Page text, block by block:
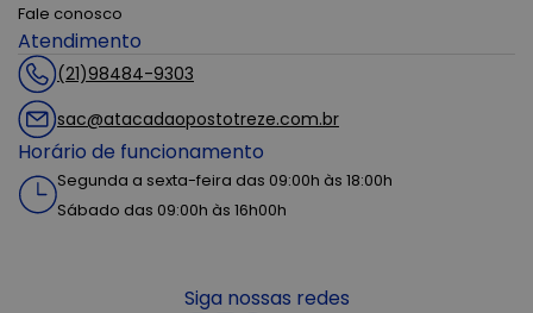
Fale conosco
Atendimento
(21)98484-9303
sac@atacadaopostotreze.com.br
Horário de funcionamento
Segunda a sexta-feira das 09:00h às 18:00h
Sábado das 09:00h às 16h00h
Siga nossas redes